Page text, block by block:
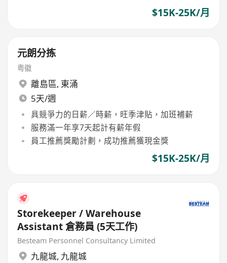
$15K-25K/月
元朗分拣
粤徽
離島區, 東涌
5天/週
具競爭力的日薪／時薪，旺季津貼，加班補薪
服務滿一年享7天起計有薪年假
員工推薦獎勵計劃，成功推薦獲現金獎
$15K-25K/月
Storekeeper / Warehouse
Assistant 倉務員 (5天工作)
Besteam Personnel Consultancy Limited
九龍城, 九龍城